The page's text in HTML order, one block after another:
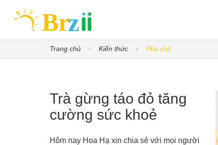
Trang chủ Kiến thức Pha chế
Trà gừng táo đỏ tăng
cường sức khoẻ
Hôm nay Hoa Hạ xin chia sẻ với mọi người